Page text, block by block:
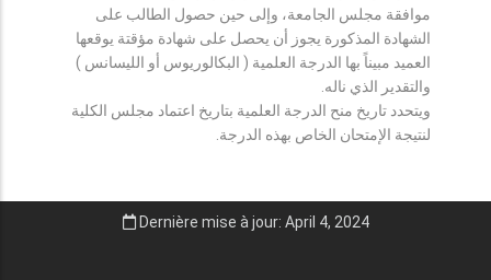
موافقة مجلس الجامعة، وإلى حين حصول الطالب على
الشهادة المذكورة يجوز أن يحصل على شهادة مؤقتة يوقعها
العميد مبيناً بها الدرجة العلمية ( البكالوريوس أو الليسانس )
والتقدير الذي ناله.
ويتحدد تاريخ منح الدرجة العلمية بتاريخ اعتماد مجلس الكلية
لنتيجة الإمتحان الخاص بهذه الدرجة.
Dernière mise à jour: April 4, 2024